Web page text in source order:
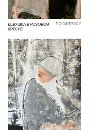
ДЕВУШКА В РОЗОВОМ
КРЕСЛЕ
ПО ЗАПРОСУ